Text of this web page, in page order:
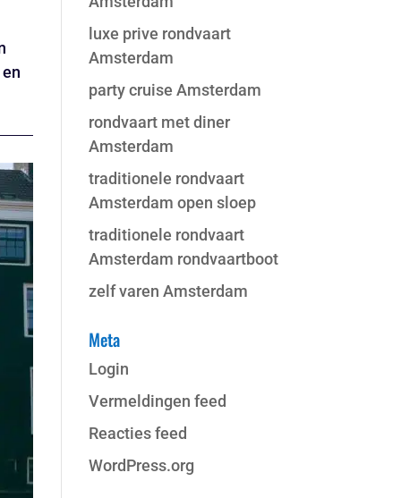
luxe prive rondvaart
Amsterdam
party cruise Amsterdam
rondvaart met diner
Amsterdam
traditionele rondvaart
Amsterdam open sloep
traditionele rondvaart
Amsterdam rondvaartboot
zelf varen Amsterdam
Meta
Login
Vermeldingen feed
Reacties feed
WordPress.org